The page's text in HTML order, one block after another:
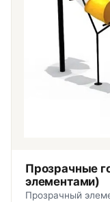
Прозрачные
элементами)
Прозрачный